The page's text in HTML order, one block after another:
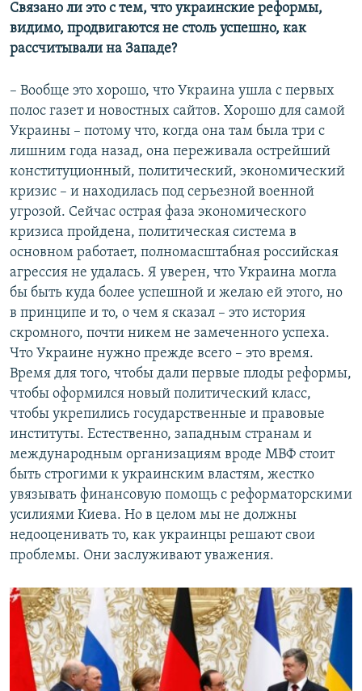
Связано ли это с тем, что украинские реформы,
видимо, продвигаются не столь успешно, как
рассчитывали на Западе?
– Вообще это хорошо, что Украина ушла с первых
полос газет и новостных сайтов. Хорошо для самой
Украины – потому что, когда она там была три с
лишним года назад, она переживала острейший
конституционный, политический, экономический
кризис – и находилась под серьезной военной
угрозой. Сейчас острая фаза экономического
кризиса пройдена, политическая система в
основном работает, полномасштабная российская
агрессия не удалась. Я уверен, что Украина могла
бы быть куда более успешной и желаю ей этого, но
в принципе и то, о чем я сказал – это история
скромного, почти никем не замеченного успеха.
Что Украине нужно прежде всего – это время.
Время для того, чтобы дали первые плоды реформы,
чтобы оформился новый политический класс,
чтобы укрепились государственные и правовые
институты. Естественно, западным странам и
международным организациям вроде МВФ стоит
быть строгими к украинским властям, жестко
увязывать финансовую помощь с реформаторскими
усилиями Киева. Но в целом мы не должны
недооценивать то, как украинцы решают свои
проблемы. Они заслуживают уважения.